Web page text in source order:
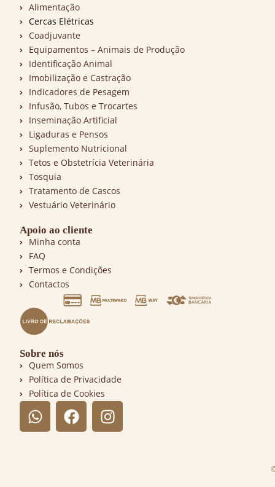
Alimentação
Cercas Elétricas
Coadjuvante
Equipamentos – Animais de Produção
Identificação Animal
Imobilização e Castração
Indicadores de Pesagem
Infusão, Tubos e Trocartes
Inseminação Artificial
Ligaduras e Pensos
Suplemento Nutricional
Tetos e Obstetrícia Veterinária
Tosquia
Tratamento de Cascos
Vestuário Veterinário
Apoio ao cliente
Minha conta
FAQ
Termos e Condições
Contactos
Sobre nós
Quem Somos
Política de Privacidade
Política de Cookies